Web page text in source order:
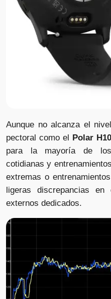
Aunque no alcanza el
pectoral como el Polar H10
para la mayoría de
cotidianas y
extremas o
ligeras discrepancias en
externos dedicados.